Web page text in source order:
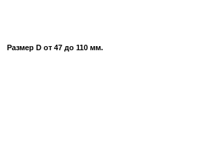
Размер D от 47 до 110 мм.